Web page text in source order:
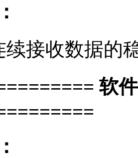
续接收数据的
软